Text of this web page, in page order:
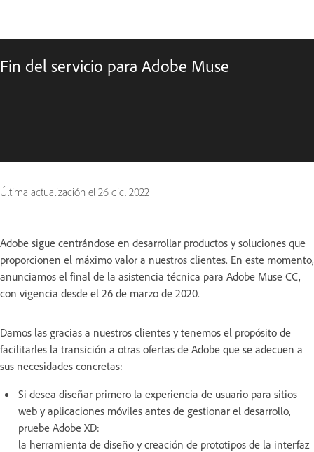
Fin del servicio para Adobe Muse
Última actualización el 26 dic. 2022
Adobe sigue centrándose en desarrollar productos y soluciones que
proporcionen el máximo valor a nuestros clientes. En este momento,
anunciamos el final de la asistencia técnica para Adobe Muse CC,
con vigencia desde el 26 de marzo de 2020.
Damos las gracias a nuestros clientes y tenemos el propósito de
facilitarles la transición a otras ofertas de Adobe que se adecuen a
sus necesidades concretas:
Si desea diseñar primero la experiencia de usuario para sitios
web y aplicaciones móviles antes de gestionar el desarrollo,
pruebe Adobe XD:
la herramienta de diseño y creación de prototipos de la interfaz